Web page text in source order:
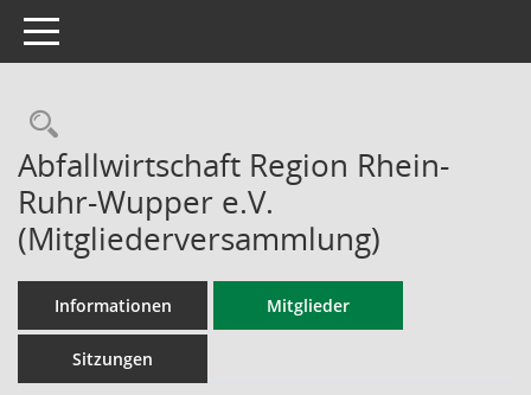
Toggle navigation
Rechercheauswahl
Abfallwirtschaft Region Rhein-
Ruhr-Wupper e.V.
(Mitgliederversammlung)
Informationen Mitglieder
Sitzungen